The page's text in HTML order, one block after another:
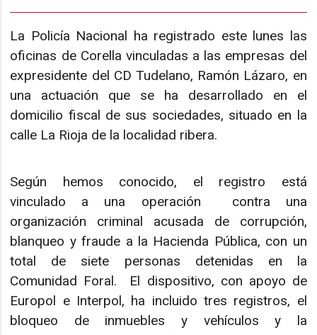
La Policía Nacional ha registrado este lunes las
oficinas de Corella vinculadas a las empresas del
expresidente del CD Tudelano, Ramón Lázaro, en
una actuación que se ha desarrollado en el
domicilio fiscal de sus sociedades, situado en la
calle La Rioja de la localidad ribera.
Según hemos conocido, el registro está
vinculado a una operación contra una
organización criminal acusada de corrupción,
blanqueo y fraude a la Hacienda Pública, con un
total de siete personas detenidas en la
Comunidad Foral. El dispositivo, con apoyo de
Europol e Interpol, ha incluido tres registros, el
bloqueo de inmuebles y vehículos y la